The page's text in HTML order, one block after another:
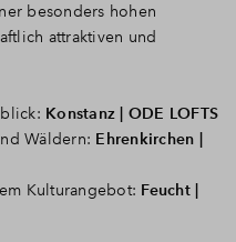
besonders hohen
attraktiven und
: Konstanz | ODE LOFTS
Wäldern: Ehrenkirchen |
Kulturangebot: Feucht |